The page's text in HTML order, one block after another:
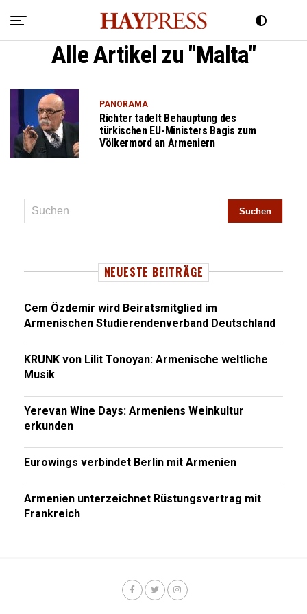
Alle Artikel zu "Malta"
PANORAMA
Richter tadelt Behauptung des
türkischen EU-Ministers Bagis zum
Völkermord an Armeniern
NEUESTE BEITRÄGE
Cem Özdemir wird Beiratsmitglied im
Armenischen Studierendenverband Deutschland
KRUNK von Lilit Tonoyan: Armenische weltliche
Musik
Yerevan Wine Days: Armeniens Weinkultur
erkunden
Eurowings verbindet Berlin mit Armenien
Armenien unterzeichnet Rüstungsvertrag mit
Frankreich